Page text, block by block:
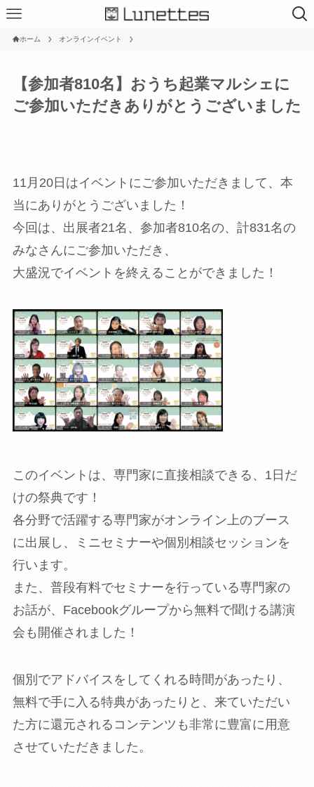
ホーム オンラインイベント
【参加者810名】おうち起業マルシェに
ご参加いただきありがとうございました
11月20日はイベントにご参加いただきまして、本
当にありがとうございました！
今回は、出展者21名、参加者810名の、計831名の
みなさんにご参加いただき、
大盛況でイベントを終えることができました！
このイベントは、専門家に直接相談できる、1日だ
けの祭典です！
各分野で活躍する専門家がオンライン上のブース
に出展し、ミニセミナーや個別相談セッションを
行います。
また、普段有料でセミナーを行っている専門家の
お話が、Facebookグループから無料で聞ける講演
会も開催されました！
個別でアドバイスをしてくれる時間があったり、
無料で手に入る特典があったりと、来ていただい
た方に還元されるコンテンツも非常に豊富に用意
させていただきました。